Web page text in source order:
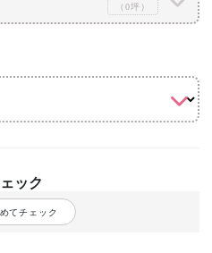
（0坪）
ック
てチェック